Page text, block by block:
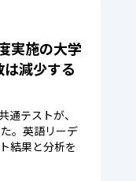
実施の大学
減少する
テストが、
。英語リーデ
結果と分析を